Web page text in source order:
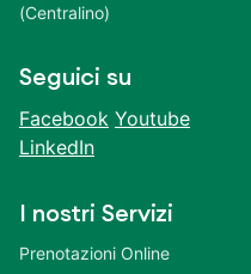
(Centralino)
Seguici su
Facebook Youtube
LinkedIn
I nostri Servizi
Prenotazioni Online